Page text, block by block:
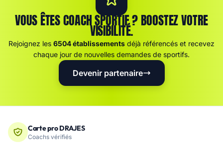
VOUS ÊTES COACH SPORTIF ? BOOSTEZ VOTRE
VISIBILITÉ.
Rejoignez les 6504 établissements déjà référencés et recevez
chaque jour de nouvelles demandes de sportifs.
Devenir partenaire
Carte pro DRAJES
Coachs vérifiés